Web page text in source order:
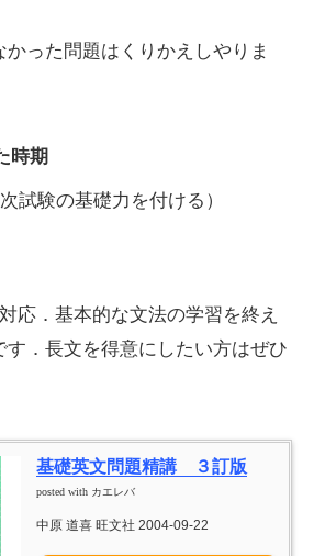
った問題はくりかえしやりま
時期
試験の基礎力を付ける）
応．基本的な文法の学習を終え
す．長文を得意にしたい方はぜひ
基礎英文問題精講 ３訂版
posted with カエレバ
中原 道喜 旺文社 2004-09-22